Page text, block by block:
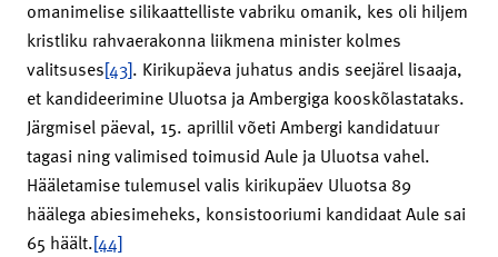
omanimelise silikaattelliste vabriku omanik, kes oli hiljem
kristliku rahvaerakonna liikmena minister kolmes
valitsuses[43]. Kirikupäeva juhatus andis seejärel lisaaja,
et kandideerimine Uluotsa ja Ambergiga kooskõlastataks.
Järgmisel päeval, 15. aprillil võeti Ambergi kandidatuur
tagasi ning valimised toimusid Aule ja Uluotsa vahel.
Hääletamise tulemusel valis kirikupäev Uluotsa 89
häälega abiesimeheks, konsistooriumi kandidaat Aule sai
65 häält.[44]